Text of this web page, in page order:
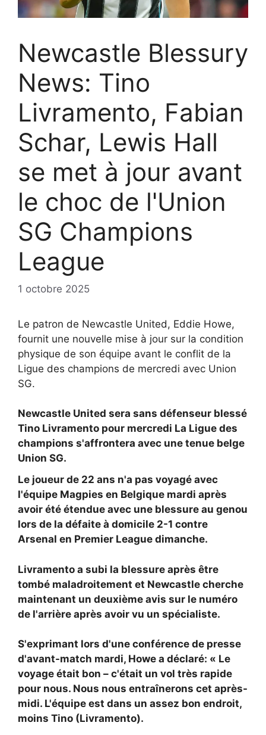
Newcastle Blessury
News: Tino
Livramento, Fabian
Schar, Lewis Hall
se met à jour avant
le choc de l'Union
SG Champions
League
1 octobre 2025
Le patron de Newcastle United, Eddie Howe,
fournit une nouvelle mise à jour sur la condition
physique de son équipe avant le conflit de la
Ligue des champions de mercredi avec Union
SG.
Newcastle United sera sans défenseur blessé
Tino Livramento pour mercredi La Ligue des
champions s'affrontera avec une tenue belge
Union SG.
Le joueur de 22 ans n'a pas voyagé avec
l'équipe Magpies en Belgique mardi après
avoir été étendue avec une blessure au genou
lors de la défaite à domicile 2-1 contre
Arsenal en Premier League dimanche.
Livramento a subi la blessure après être
tombé maladroitement et Newcastle cherche
maintenant un deuxième avis sur le numéro
de l'arrière après avoir vu un spécialiste.
S'exprimant lors d'une conférence de presse
d'avant-match mardi, Howe a déclaré: « Le
voyage était bon – c'était un vol très rapide
pour nous. Nous nous entraînerons cet après-
midi. L'équipe est dans un assez bon endroit,
moins Tino (Livramento).